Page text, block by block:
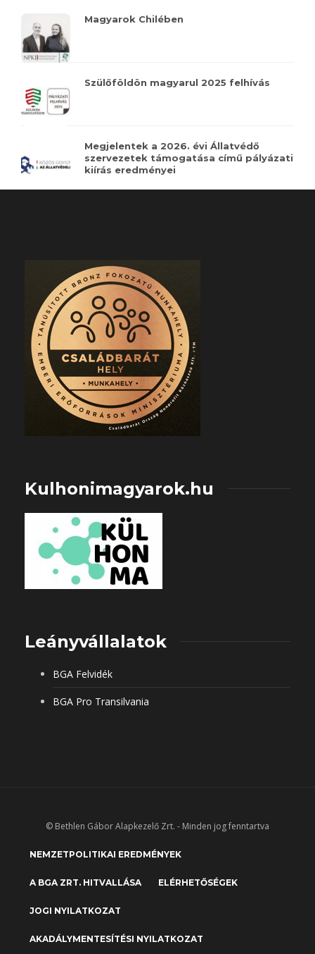
Magyarok Chilében
Szülőföldön magyarul 2025 felhívás
Megjelentek a 2026. évi Állatvédő
szervezetek támogatása című pályázati
kiírás eredményei
Kulhonimagyarok.hu
Leányvállalatok
BGA Felvidék
BGA Pro Transilvania
© Bethlen Gábor Alapkezelő Zrt. - Minden jog fenntartva
NEMZETPOLITIKAI EREDMÉNYEK
A BGA ZRT. HITVALLÁSA ELÉRHETŐSÉGEK
JOGI NYILATKOZAT
AKADÁLYMENTESÍTÉSI NYILATKOZAT